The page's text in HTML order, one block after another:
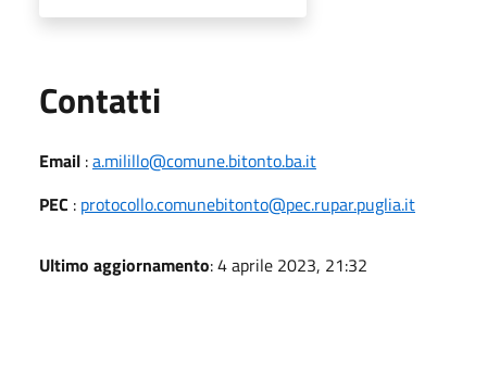
Contatti
Email :a.milillo@comune.bitonto.ba.it
PEC : protocollo.comunebitonto@pec.rupar.puglia.it
Ultimo aggiornamento: 4 aprile 2023, 21:32